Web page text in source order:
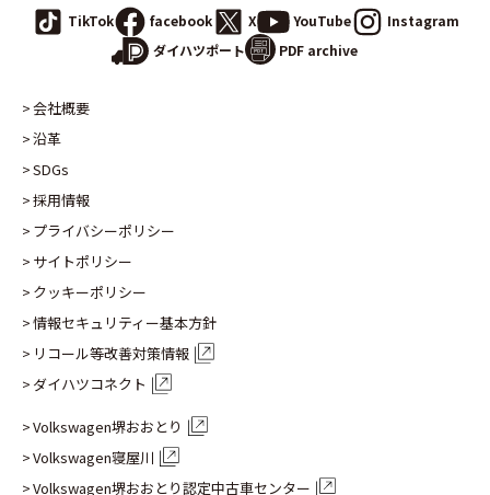
TikTok facebook X YouTube
Instagram
ダイハツポート
PDF archive
会社概要
沿革
SDGs
採用情報
プライバシーポリシー
サイトポリシー
クッキーポリシー
情報セキュリティー基本方針
リコール等改善対策情報
ダイハツコネクト
Volkswagen堺おおとり
Volkswagen寝屋川
Volkswagen堺おおとり認定中古車センター